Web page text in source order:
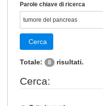
Parole chiave di ricerca
Cerca
Totale: 8 risultati.
Cerca: